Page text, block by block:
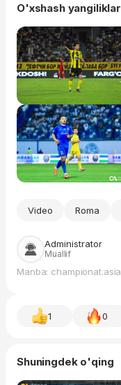
O'xshash yangiliklar
Video Roma
Administrator
Muallif
Manba: championat.asia
1 0
Shuningdek o'qing